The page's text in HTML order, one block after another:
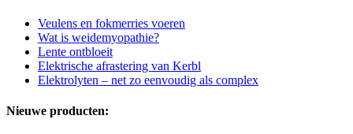
Veulens en fokmerries voeren
Wat is weidemyopathie?
Lente ontbloeit
Elektrische afrastering van Kerbl
Elektrolyten – net zo eenvoudig als complex
Nieuwe producten: